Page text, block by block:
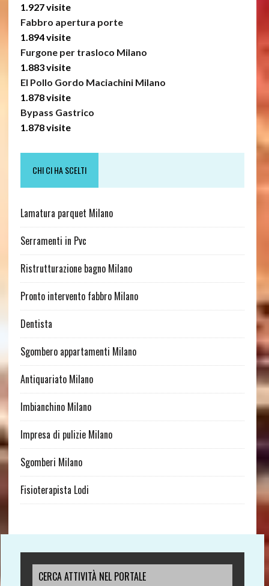
1.927 visite
Fabbro apertura porte
1.894 visite
Furgone per trasloco Milano
1.883 visite
El Pollo Gordo Maciachini Milano
1.878 visite
Bypass Gastrico
1.878 visite
CHI CI HA SCELTI
Lamatura parquet Milano
Serramenti in Pvc
Ristrutturazione bagno Milano
Pronto intervento fabbro Milano
Dentista
Sgombero appartamenti Milano
Antiquariato Milano
Imbianchino Milano
Impresa di pulizie Milano
Sgomberi Milano
Fisioterapista Lodi
CERCA ATTIVITÀ NEL PORTALE